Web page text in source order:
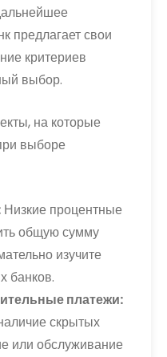
предлагает свои
критериев
выбор.
на которые
выборе
Низкие процентные
общую сумму
изучите
банков.
платежи:
скрытых
или обслуживание